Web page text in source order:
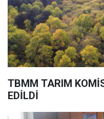
TBMM TARIM
EDİLDİ